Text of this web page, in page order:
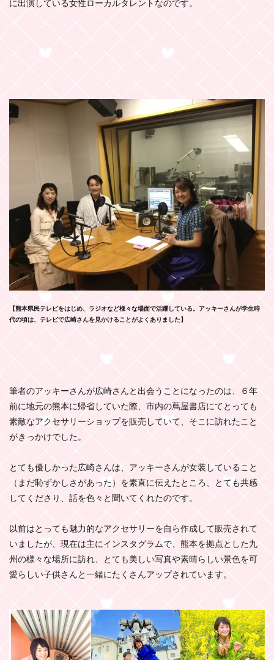
に出演している女性ローカルタレントなのです。
【熊本県民テレビをはじめ、ラジオなど様々な場面で活躍している。アッキーさんが学生時
代の頃は、テレビで広崎さんを見かけることがよくありました】
筆者のアッキーさんが広崎さんと出会うことになったのは、６年
前に地元の熊本に帰省していた際、市内の蔦屋書店にてとっても
素敵なアクセサリーショップを販売していて、そこに訪れたこと
がきっかけでした。
とても優しかった広崎さんは、アッキーさんが女装していること
（まだ恥ずかしさがあった）を素直に伝えたところ、とても共感
してくださり、話を色々と聞いてくれたのです。
以前はとっても魅力的なアクセサリーを自ら作成して販売されて
いましたが、現在は主にインスタグラムで、熊本を拠点とした九
州の様々な場所に訪れ、とても美しい写真や素晴らしい景色を可
愛らしい子供さんと一緒にたくさんアップされています。